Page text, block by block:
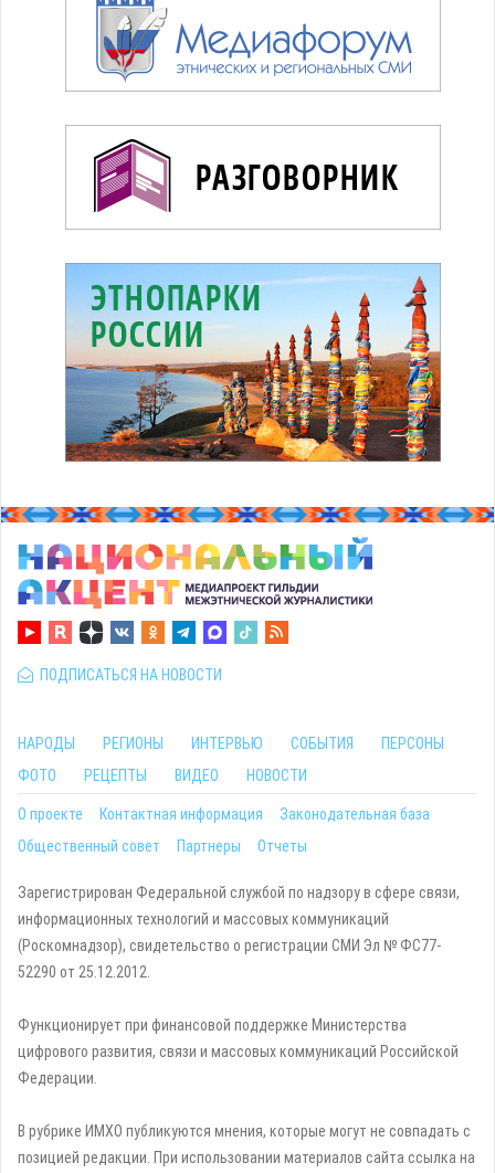
ПОДПИСАТЬСЯ НА НОВОСТИ
НАРОДЫ РЕГИОНЫ ИНТЕРВЬЮ СОБЫТИЯ
ПЕРСОНЫ
ФОТО
РЕЦЕПТЫ ВИДЕО НОВОСТИ
О проекте Контактная информация
Законодательная база
Общественный совет
Партнеры Отчеты
Зарегистрирован Федеральной службой по надзору в сфере связи,
информационных технологий и массовых коммуникаций
(Роскомнадзор), свидетельство о регистрации СМИ Эл № ФС77-
52290 от 25.12.2012.
Функционирует при финансовой поддержке Министерства
цифрового развития, связи и массовых коммуникаций Российской
Федерации.
В рубрике ИМХО публикуются мнения, которые могут не совпадать с
позицией редакции. При использовании материалов сайта ссылка на